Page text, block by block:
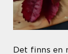
Det finns en